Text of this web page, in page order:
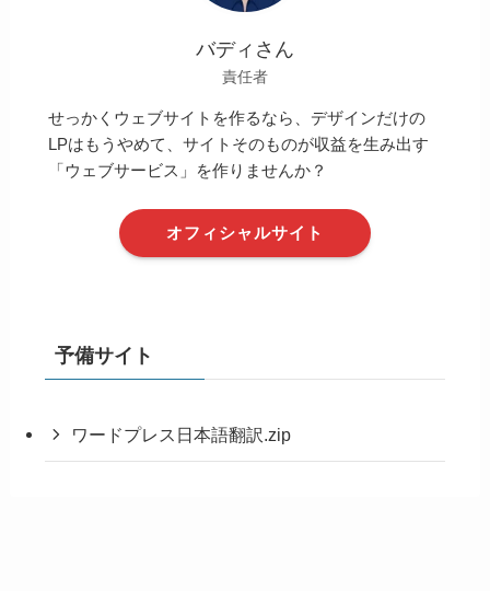
バディさん
責任者
せっかくウェブサイトを作るなら、デザインだけの
LPはもうやめて、サイトそのものが収益を生み出す
「ウェブサービス」を作りませんか？
オフィシャルサイト
予備サイト
ワードプレス日本語翻訳.zip